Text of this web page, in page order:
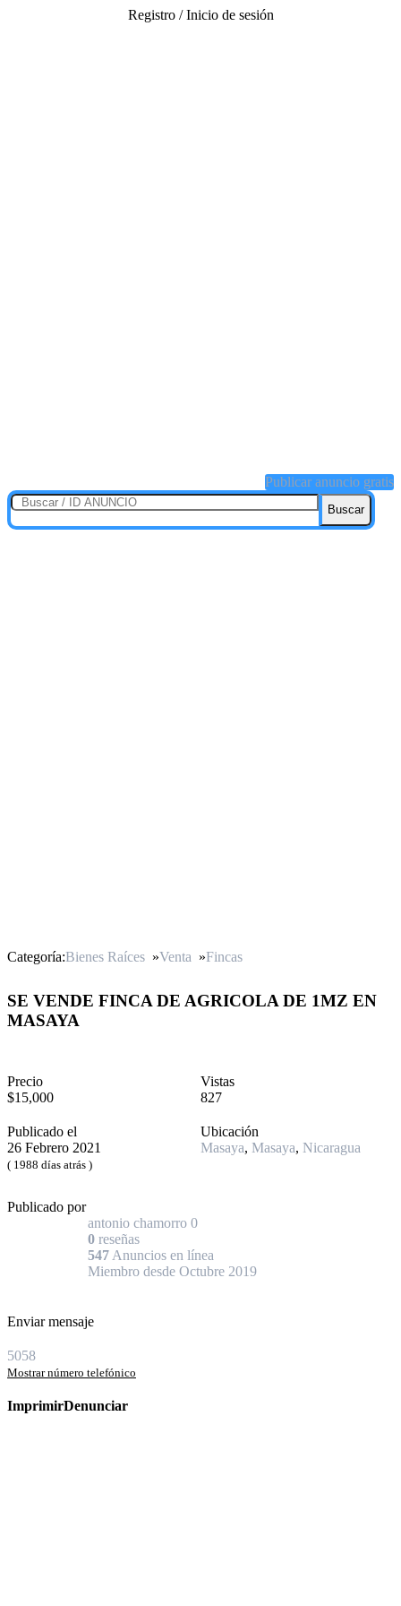
Registro / Inicio de sesión
Publicar anuncio gratis
Buscar
Categoría:Bienes Raíces »Venta »Fincas
SE VENDE FINCA DE AGRICOLA DE 1MZ EN
MASAYA
Precio
$15,000
Vistas
827
Publicado el
26 Febrero 2021
( 1988 días atrás )
Ubicación
Masaya, Masaya, Nicaragua
Publicado por
antonio chamorro 0
0 reseñas
547 Anuncios en línea
Miembro desde Octubre 2019
Enviar mensaje
5058
Mostrar número telefónico
ImprimirDenunciar